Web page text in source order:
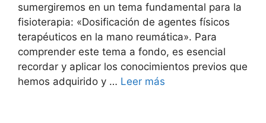
sumergiremos en un tema fundamental para la
fisioterapia: «Dosificación de agentes físicos
terapéuticos en la mano reumática». Para
comprender este tema a fondo, es esencial
recordar y aplicar los conocimientos previos que
hemos adquirido y … Leer más